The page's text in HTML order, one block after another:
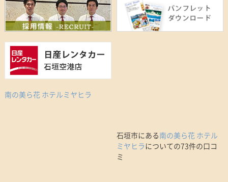
南の美ら花 ホテルミヤヒラ
石垣市にある南の美ら花 ホテル
ミヤヒラについての73件の口コ
ミ